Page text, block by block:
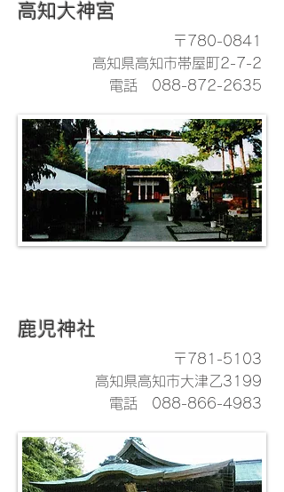
高知大神宮
〒780-0841
高知県高知市帯屋町2-7-2
電話 088-872-2635
鹿児神社
〒781-5103
高知県高知市大津乙3199
電話 088-866-4983